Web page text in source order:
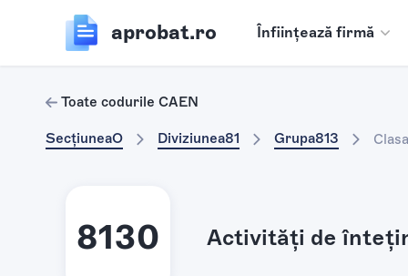
aprobat.ro Înființează firmă
Toate codurile CAEN
SecțiuneaO Diviziunea81 Grupa813 Clasa
8130 Activităţi de